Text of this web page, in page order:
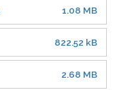
1.08 MB
822.52 kB
2.68 MB